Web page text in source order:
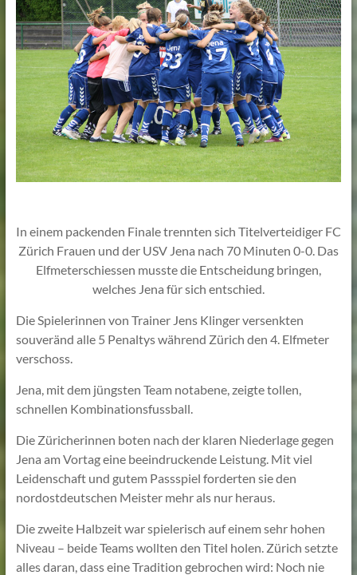
Lehmann
In einem packenden Finale trennten sich Titelverteidiger FC
Zürich Frauen und der USV Jena nach 70 Minuten 0-0. Das
Elfmeterschiessen musste die Entscheidung bringen,
welches Jena für sich entschied.
Die Spielerinnen von Trainer Jens Klinger versenkten
souveränd alle 5 Penaltys während Zürich den 4. Elfmeter
verschoss.
Jena, mit dem jüngsten Team notabene, zeigte tollen,
schnellen Kombinationsfussball.
Die Züricherinnen boten nach der klaren Niederlage gegen
Jena am Vortag eine beeindruckende Leistung. Mit viel
Leidenschaft und gutem Passspiel forderten sie den
nordostdeutschen Meister mehr als nur heraus.
Die zweite Halbzeit war spielerisch auf einem sehr hohen
Niveau – beide Teams wollten den Titel holen. Zürich setzte
alles daran, dass eine Tradition gebrochen wird: Noch nie